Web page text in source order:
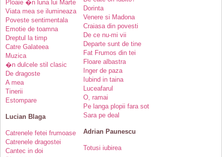
Ploaie �n luna lui Marte
Viata mea se ilumineaza
Poveste sentimentala
Emotie de toamna
Dreptul la timp
Catre Galateea
Muzica
�n dulcele stil clasic
De dragoste
A mea
Tinerii
Estompare
Lucian Blaga
Catrenele fetei frumoase
Catrenele dragostei
Cantec in doi
Dorinta
Venere si Madona
Craiasa din povesti
De ce nu-mi vii
Departe sunt de tine
Fat Frumos din tei
Floare albastra
Inger de paza
Iubind in taina
Luceafarul
O, ramai
Pe langa plopii fara sot
Sara pe deal
Adrian Paunescu
Totusi iubirea